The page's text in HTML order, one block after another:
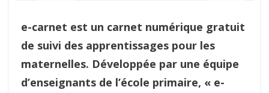
e-carnet est un carnet numérique gratuit
de suivi des apprentissages pour les
maternelles. Développée par une équipe
d’enseignants de l’école primaire, « e-